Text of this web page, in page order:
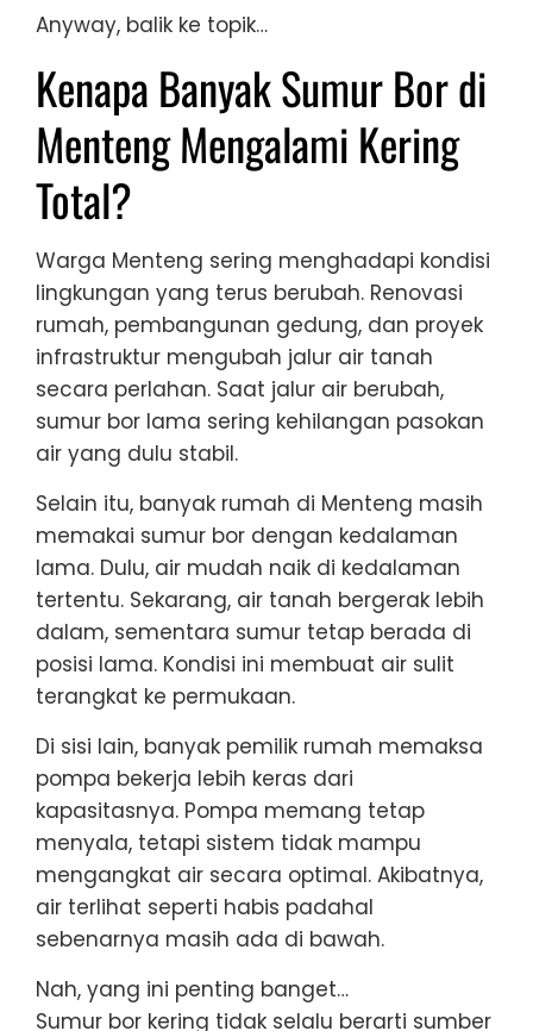
Anyway, balik ke topik…
Kenapa Banyak Sumur Bor di
Menteng Mengalami Kering
Total?
Warga Menteng sering menghadapi kondisi
lingkungan yang terus berubah. Renovasi
rumah, pembangunan gedung, dan proyek
infrastruktur mengubah jalur air tanah
secara perlahan. Saat jalur air berubah,
sumur bor lama sering kehilangan pasokan
air yang dulu stabil.
Selain itu, banyak rumah di Menteng masih
memakai sumur bor dengan kedalaman
lama. Dulu, air mudah naik di kedalaman
tertentu. Sekarang, air tanah bergerak lebih
dalam, sementara sumur tetap berada di
posisi lama. Kondisi ini membuat air sulit
terangkat ke permukaan.
Di sisi lain, banyak pemilik rumah memaksa
pompa bekerja lebih keras dari
kapasitasnya. Pompa memang tetap
menyala, tetapi sistem tidak mampu
mengangkat air secara optimal. Akibatnya,
air terlihat seperti habis padahal
sebenarnya masih ada di bawah.
Nah, yang ini penting banget…
Sumur bor kering tidak selalu berarti sumber